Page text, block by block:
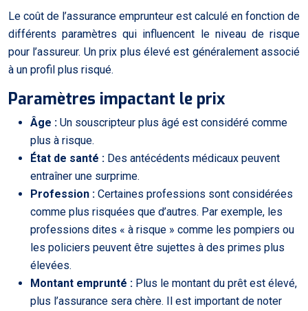
Le coût de l’assurance emprunteur est calculé en fonction de
différents paramètres qui influencent le niveau de risque
pour l’assureur. Un prix plus élevé est généralement associé
à un profil plus risqué.
Paramètres impactant le prix
Âge : Un souscripteur plus âgé est considéré comme
plus à risque.
État de santé : Des antécédents médicaux peuvent
entraîner une surprime.
Profession : Certaines professions sont considérées
comme plus risquées que d’autres. Par exemple, les
professions dites « à risque » comme les pompiers ou
les policiers peuvent être sujettes à des primes plus
élevées.
Montant emprunté : Plus le montant du prêt est élevé,
plus l’assurance sera chère. Il est important de noter